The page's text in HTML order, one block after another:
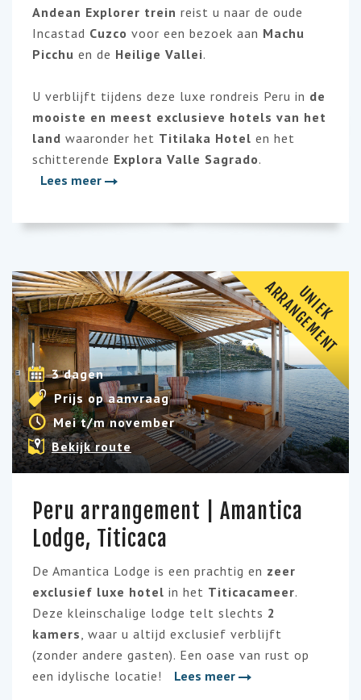
Andean Explorer trein reist u naar de oude
Incastad Cuzco voor een bezoek aan Machu
Picchu en de Heilige Vallei.
U verblijft tijdens deze luxe rondreis Peru in de
mooiste en meest exclusieve hotels van het
land waaronder het Titilaka Hotel en het
schitterende Explora Valle Sagrado.
Lees meer
U
N
I
E
K
A
R
R
A
N
G
E
M
E
N
T
3 dagen
Prijs op aanvraag
Mei t/m november
Bekijk route
Peru arrangement | Amantica
Lodge, Titicaca
De Amantica Lodge is een prachtig en zeer
exclusief luxe hotel in het Titicacameer.
Deze kleinschalige lodge telt slechts 2
kamers, waar u altijd exclusief verblijft
(zonder andere gasten). Een oase van rust op
een idylische locatie!
Lees meer